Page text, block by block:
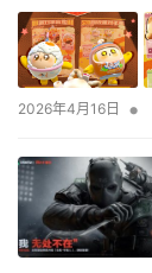
2026年4月16日 •